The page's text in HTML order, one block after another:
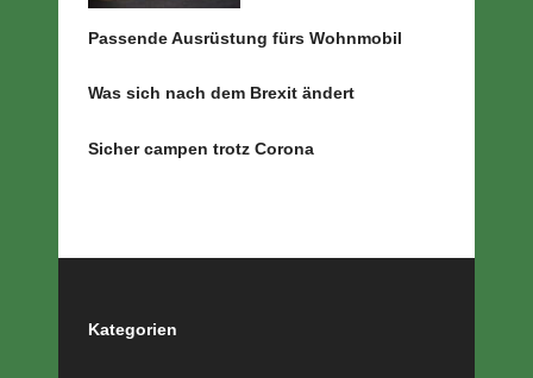
Passende Ausrüstung fürs Wohnmobil
Was sich nach dem Brexit ändert
Sicher campen trotz Corona
Kategorien